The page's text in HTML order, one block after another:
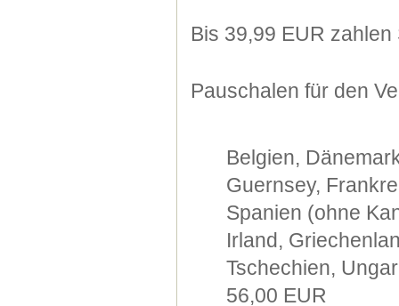
Bis 39,99 EUR
Pauschalen für den
Belgien,
Guernsey,
Spanien (ohne
Irland,
Tschechien,
56,00 EUR